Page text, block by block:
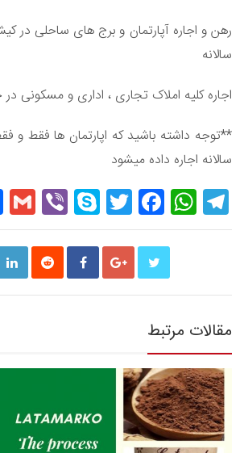
رهن و اجاره آپارتمان و برج های ساحلی در
سالانه
اجاره کلیه املاک تجاری ، اداری و مسکونی
**توجه داشته باشید که اپارتمان ها فقط و
سالانه اجاره داده میشود
Telegram
WhatsApp
Facebook
Twitter
Skype
مقالات مرتبط